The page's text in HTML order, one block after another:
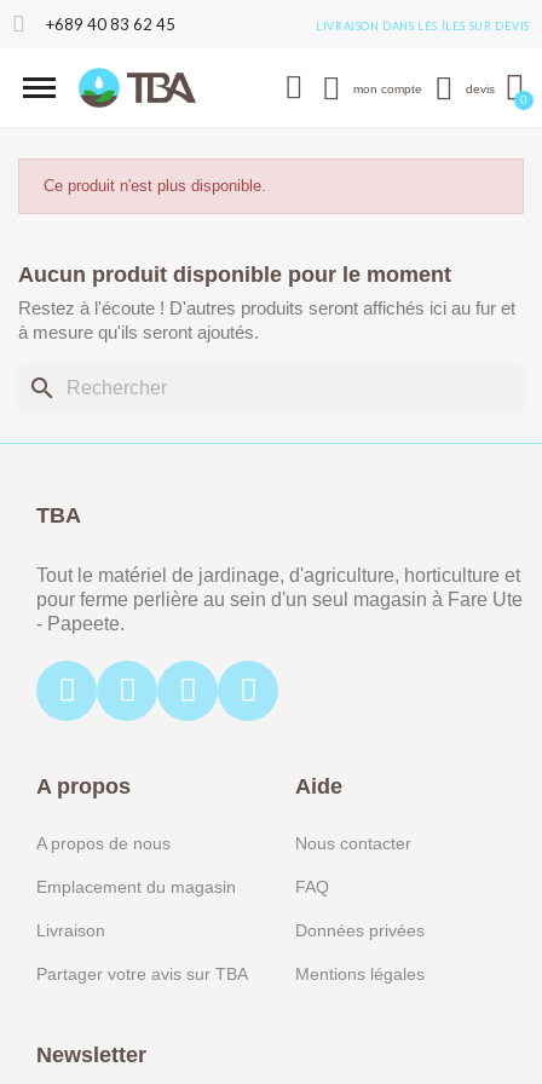
+689 40 83 62 45 LIVRAISON DANS LES ÎLES SUR DEVIS
mon compte devis
Ce produit n'est plus disponible.
Aucun produit disponible pour le moment
Restez à l'écoute ! D'autres produits seront affichés ici au fur et
à mesure qu'ils seront ajoutés.
search
TBA
Tout le matériel de jardinage, d'agriculture, horticulture et
pour ferme perlière au sein d'un seul magasin à Fare Ute
- Papeete.
A propos
A propos de nous
Emplacement du magasin
Livraison
Partager votre avis sur TBA
Aide
Nous contacter
FAQ
Données privées
Mentions légales
Newsletter